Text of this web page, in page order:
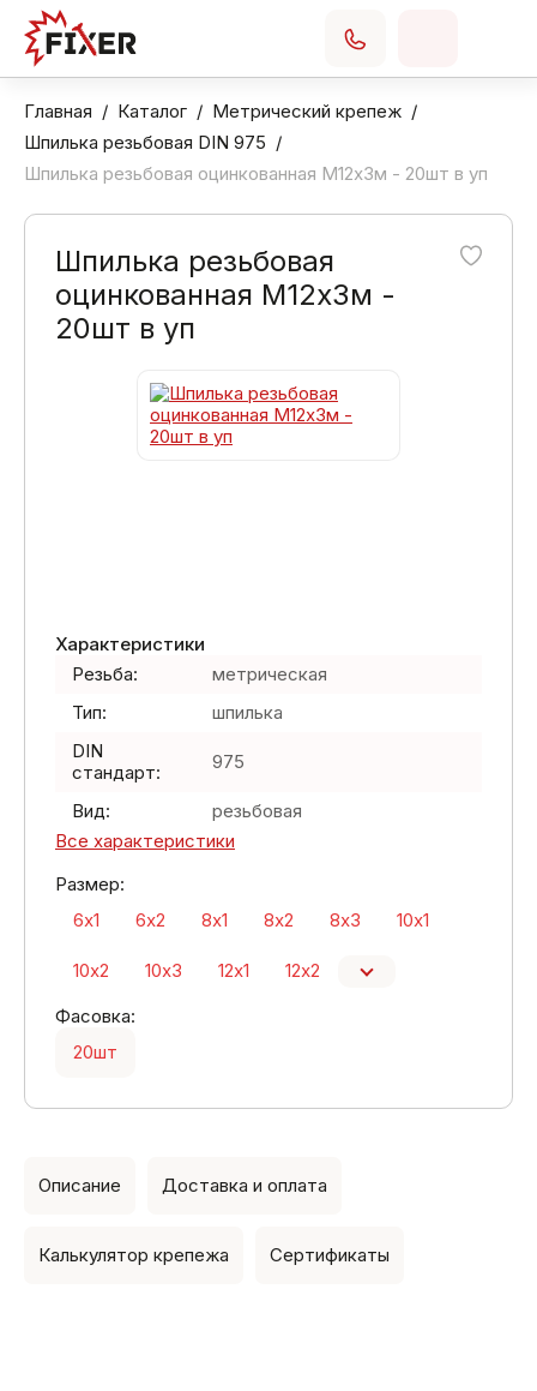
Главная Каталог
Метрический крепеж
Шпилька резьбовая DIN 975
Шпилька резьбовая оцинкованная М12х3м - 20шт в уп
Шпилька резьбовая
оцинкованная М12х3м -
20шт в уп
Характеристики
Резьба:
метрическая
Тип:
шпилька
DIN
стандарт:
975
Вид:
резьбовая
Все характеристики
Размер:
6х1
6х2 8х1 8х2 8х3 10х1
10х2 10х3 12х1
12х2
Фасовка:
20шт
Описание Доставка и оплата
Калькулятор крепежа Сертификаты